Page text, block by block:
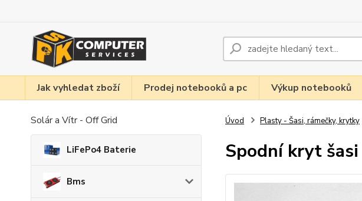
Jak vyhledat zboží Prodej notebooků a pc Výkup notebooků
Solár a Vítr - Off Grid
LiFePo4 Baterie
Bms
Úvod Plasty - Šasi, rámečky, krytky
Spodní kryt